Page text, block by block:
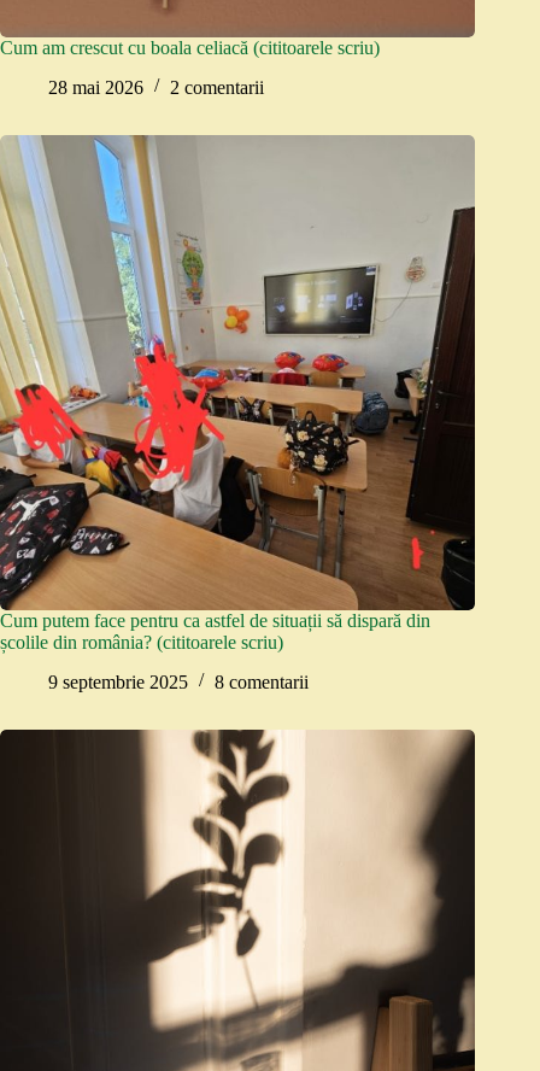
Cum am crescut cu boala celiacă (cititoarele scriu)
28 mai 2026
2 comentarii
Cum putem face pentru ca astfel de situații să dispară din
școlile din românia? (cititoarele scriu)
9 septembrie 2025
8 comentarii